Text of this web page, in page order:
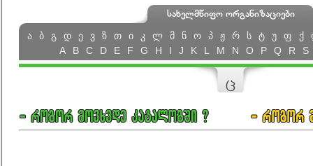
სახელმწიფო ორგანიზაციები
ა
ბ გ დ ე ვ ზ თ ი კ ლ მ ნ ო პ ჟ რ ს ტ უ ფ ქ
A
B C D E F G H I J K L M N O P Q R S
ც